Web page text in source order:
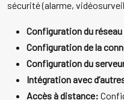
sécurité (alarme,
Configuration du
Configuration de la
Configuration du
Intégration avec
Accès à distance: